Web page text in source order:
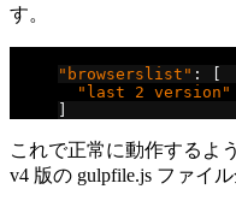
す。
"browserslist" :
[
"last 2 version"
]
これで正常に動作するよ
v4 版の gulpfile.js ファイ